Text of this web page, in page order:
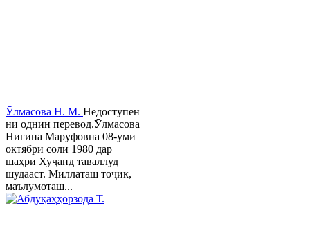
Ӯлмасова Н. М. Недоступен
ни однин перевод.Ӯлмасова
Нигина Маруфовна 08-уми
октябри соли 1980 дар
шаҳри Хуҷанд таваллуд
шудааст. Миллаташ тоҷик,
маълумоташ...